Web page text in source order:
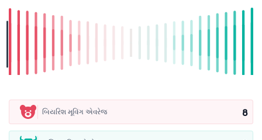
બિયરિશ મૂવિંગ એવરેજ 8